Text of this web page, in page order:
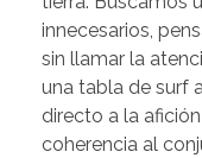
innecesarios,
sin llamar la
una tabla de surf
directo a la
coherencia al